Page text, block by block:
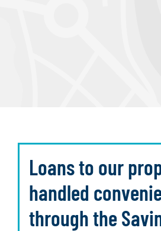
Loans to our
handled
through the